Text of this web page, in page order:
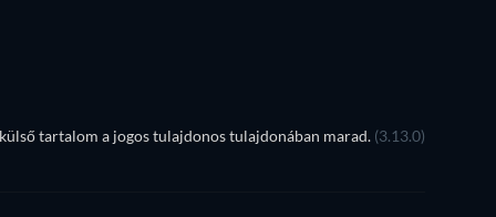
tartalom a jogos tulajdonos tulajdonában marad. (3.13.0)